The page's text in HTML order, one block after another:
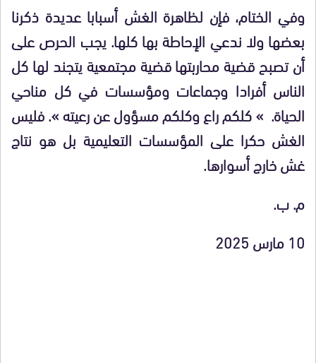
وفي الختام، فإن لظاهرة الغش أسبابا عديدة ذكرنا
بعضها ولا ندعي الإحاطة بها كلها. يجب الحرص على
أن تصبح قضية محاربتها قضية مجتمعية يتجند لها كل
الناس أفرادا وجماعات ومؤسسات في كل مناحي
الحياة. » كلكم راع وكلكم مسؤول عن رعيته ». فليس
الغش حكرا على المؤسسات التعليمية بل هو نتاج
غش خارج أسوارها.
م. ب.
10 مارس 2025